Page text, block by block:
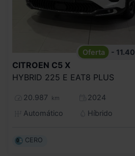
-
CITROEN C5 X
HYBRID 225 E EAT8 PLUS
20.987 km
2024
Automático
Híbrido
CERO